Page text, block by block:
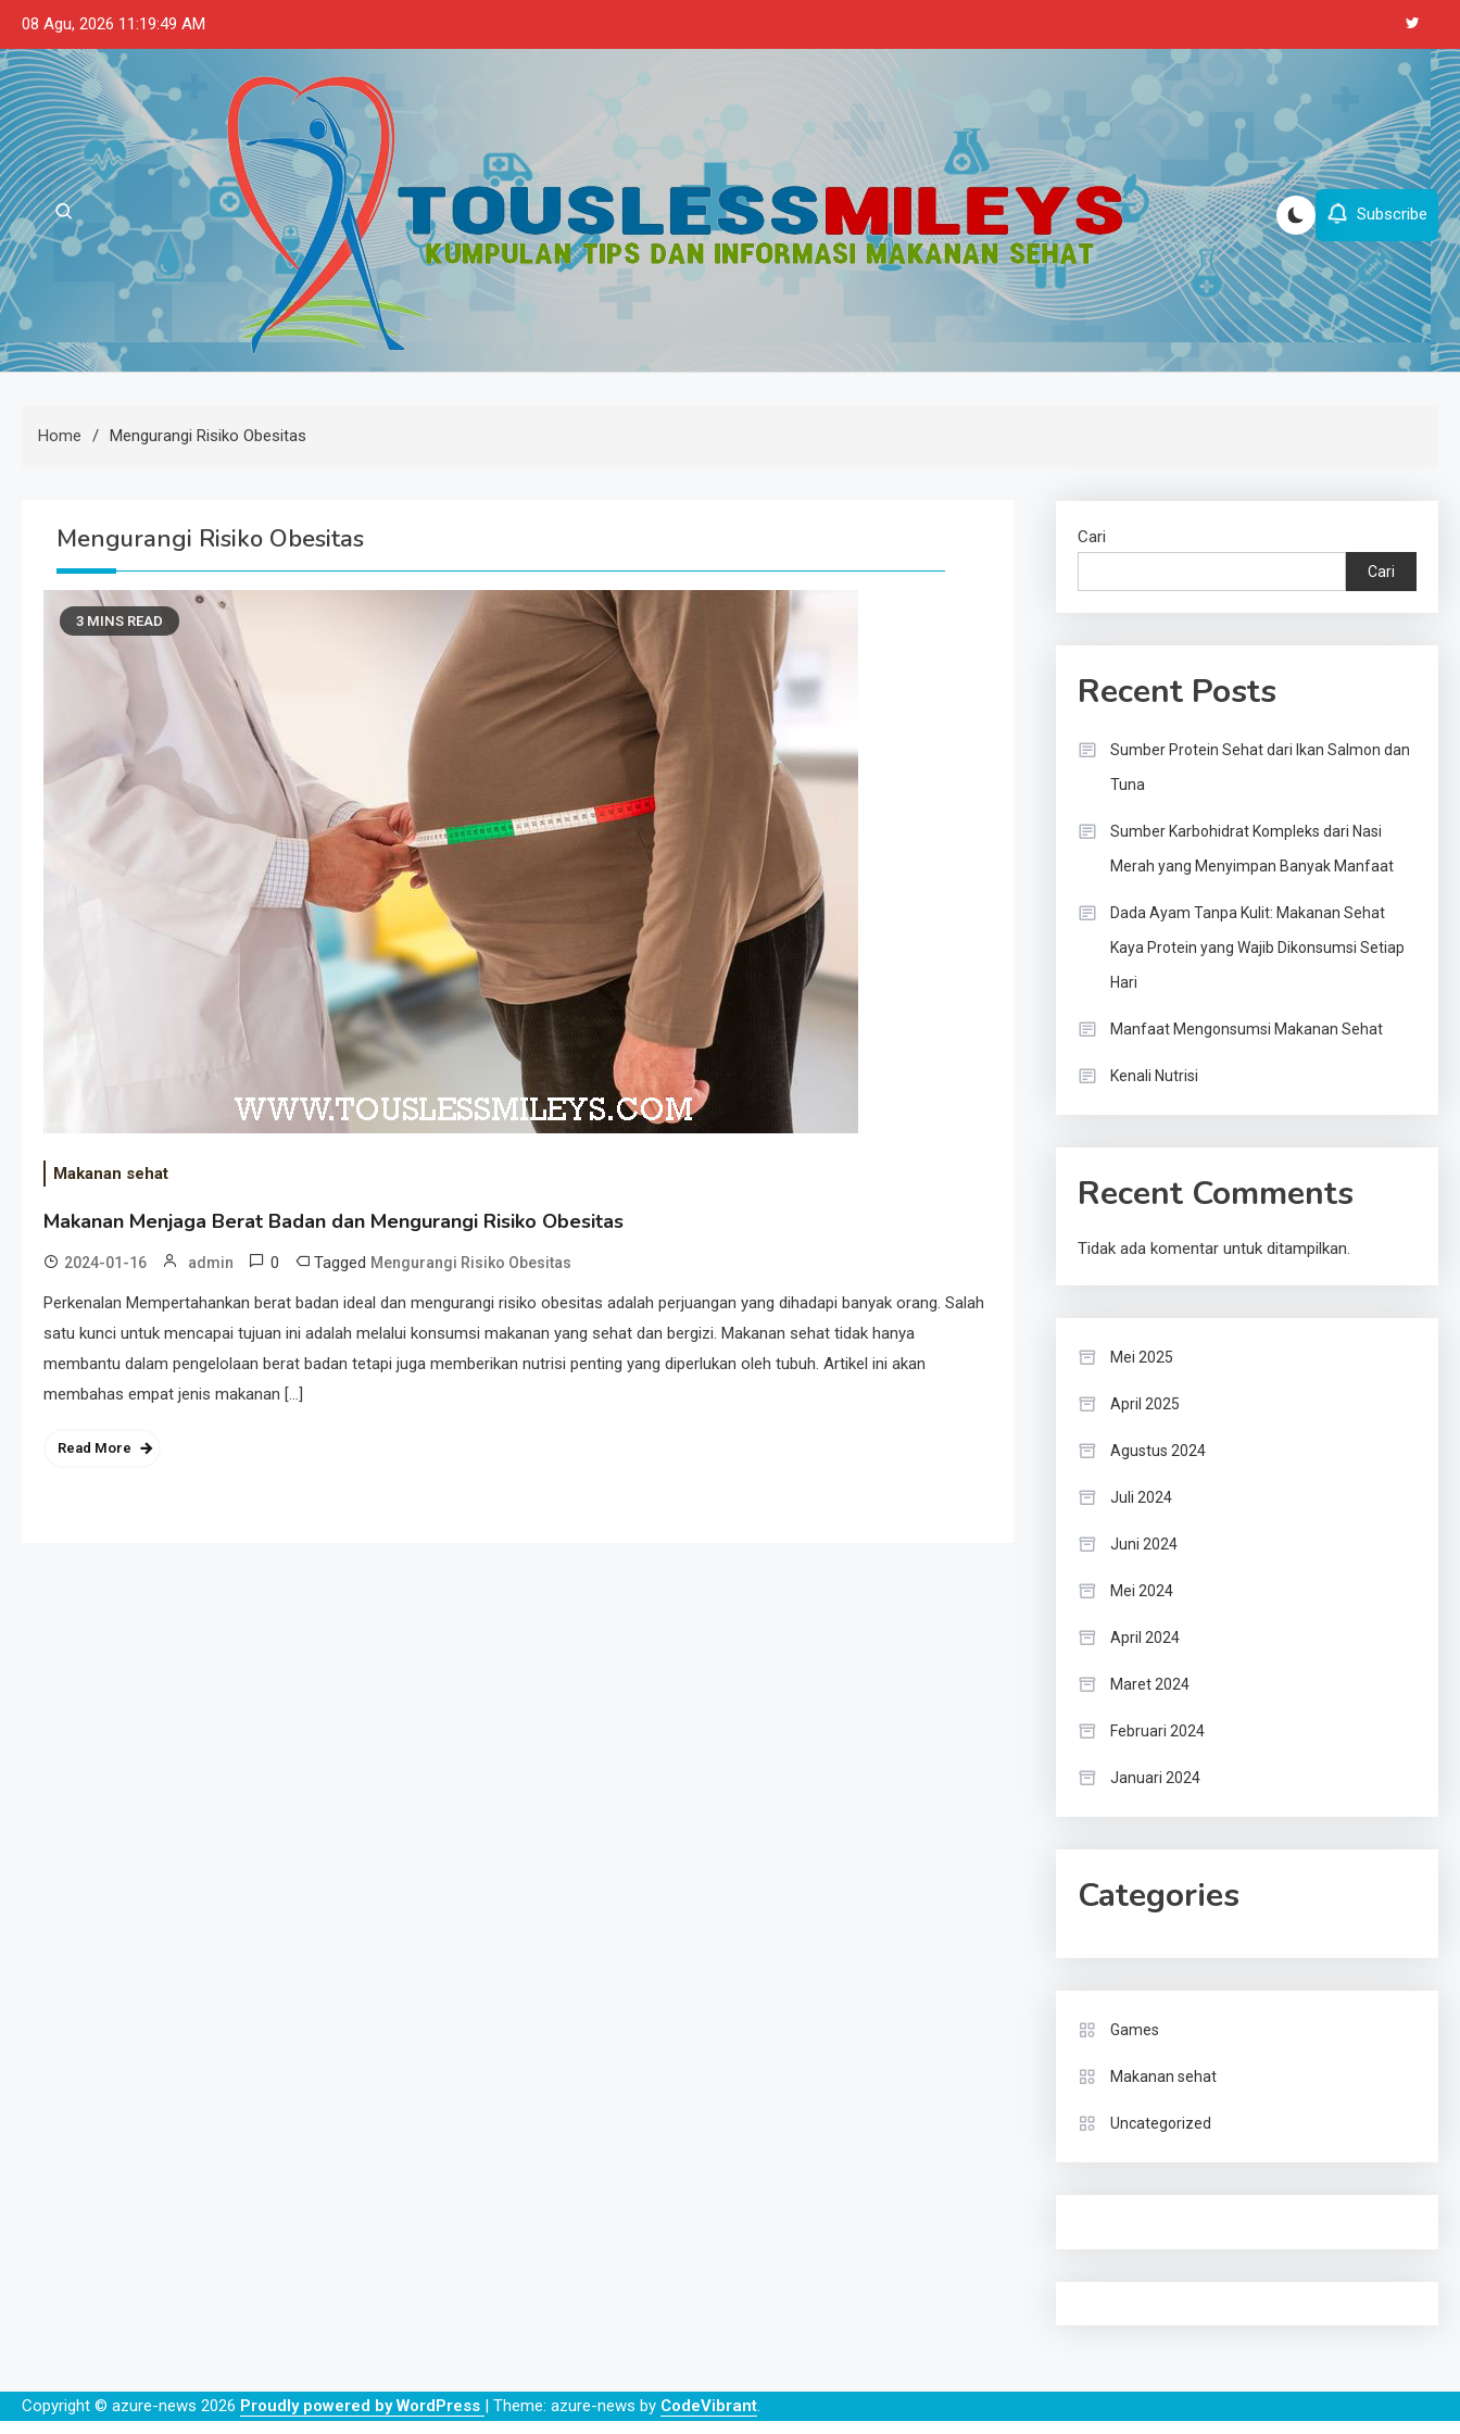
Skip
content
08 Agu, 2026 11:19:50 AM
Subscribe
Home Mengurangi Risiko Obesitas
Mengurangi Risiko Obesitas
3 MINS READ
Makanan sehat
Makanan Menjaga Berat Badan dan Mengurangi Risiko Obesitas
2024-01-16 admin 0 Tagged Mengurangi Risiko Obesitas
Perkenalan Mempertahankan berat badan ideal dan mengurangi risiko obesitas adalah perjuangan yang dihadapi banyak orang. Salah
satu kunci untuk mencapai tujuan ini adalah melalui konsumsi makanan yang sehat dan bergizi. Makanan sehat tidak hanya
membantu dalam pengelolaan berat badan tetapi juga memberikan nutrisi penting yang diperlukan oleh tubuh. Artikel ini akan
membahas empat jenis makanan […]
Read More
Cari
Cari
Recent Posts
Sumber Protein Sehat dari Ikan Salmon dan
Tuna
Sumber Karbohidrat Kompleks dari Nasi
Merah yang Menyimpan Banyak Manfaat
Dada Ayam Tanpa Kulit: Makanan Sehat
Kaya Protein yang Wajib Dikonsumsi Setiap
Hari
Manfaat Mengonsumsi Makanan Sehat
Kenali Nutrisi
Recent Comments
Tidak ada komentar untuk ditampilkan.
Mei 2025
April 2025
Agustus 2024
Juli 2024
Juni 2024
Mei 2024
April 2024
Maret 2024
Februari 2024
Januari 2024
Categories
Games
Makanan sehat
Uncategorized
Copyright © azure-news 2026 Proudly powered by WordPress | Theme: azure-news by CodeVibrant.